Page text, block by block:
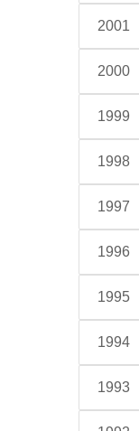
2001
2000
1999
1998
1997
1996
1995
1994
1993